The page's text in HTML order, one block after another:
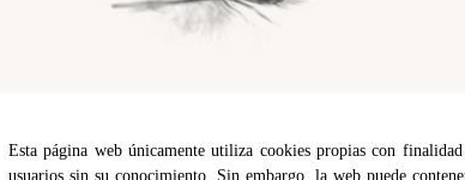
Esta página web únicamente utiliza cookies propias con
usuarios sin su conocimiento. Sin embargo, la web puede